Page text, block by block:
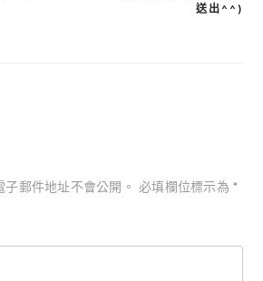
送出^^)
郵件地址不會公開。 必填欄位標示為*